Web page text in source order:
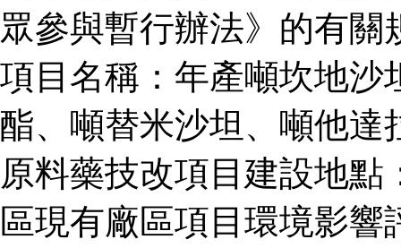
眾參與暫行辦法》的有
項目名稱：年產噸坎地沙
酯、噸替米沙坦、噸他達
原料藥技改項目建設地
區現有廠區項目環境影